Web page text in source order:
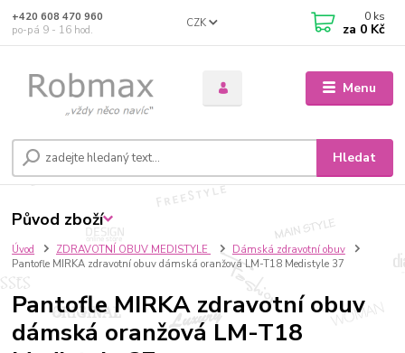
Menu
CZK
Hledat
+420 608 470 960
po-pá 9 - 16 hod.
0 ks
za 0 Kč
Úvod ZDRAVOTNÍ OBUV MEDISTYLE
Dámská zdravotní obuv
Pantofle MIRKA zdravotní obuv dámská oranžová LM-T18 Medistyle 37
Pantofle MIRKA zdravotní obuv
dámská oranžová LM-T18
Původ zboží